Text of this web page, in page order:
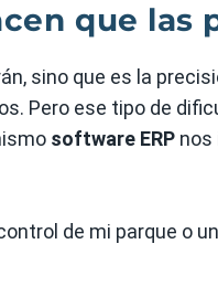
que las
sino que es la
Pero ese tipo de
software ERP nos
de mi parque o